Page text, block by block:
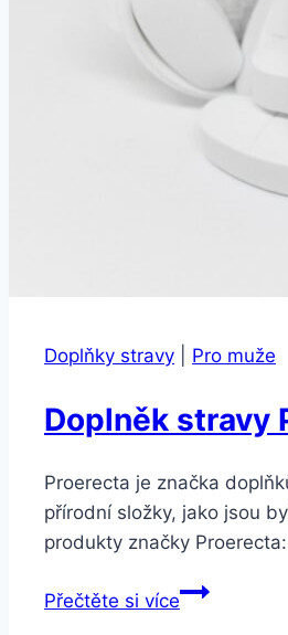
Doplňky stravy Pro muže
Doplněk stravy
Proerecta je značka
přírodní složky, jako jsou
produkty značky
Přečtěte si víceDoplněk